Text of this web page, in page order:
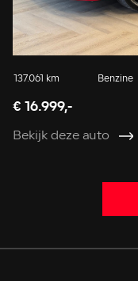
137.061 km Benzine
€ 16.999,-
Bekijk deze auto